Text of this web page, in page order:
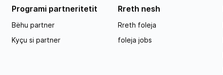
Programi partneritetit
Bëhu partner
Kyçu si partner
Rreth nesh
Rreth foleja
foleja jobs